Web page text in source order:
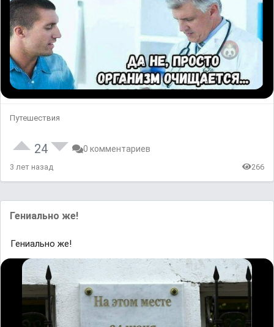
Путешествия
24 0 комментариев
3 лет назад 266
Гениально же!
Гениально же!